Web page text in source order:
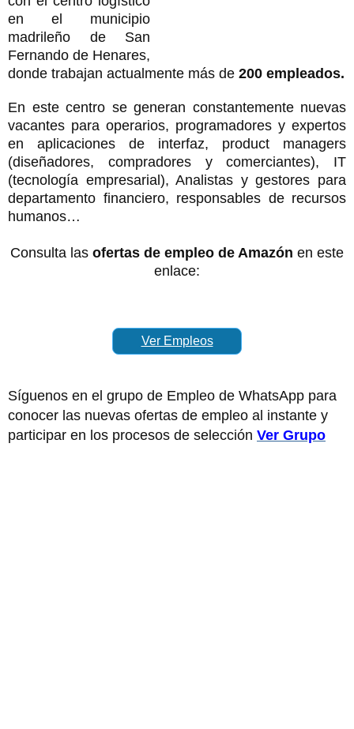
en el municipio
madrileño de San
Fernando de Henares,
donde trabajan actualmente más de 200 empleados.
En este centro se generan constantemente nuevas
vacantes para operarios, programadores y expertos
en aplicaciones de interfaz, product managers
(diseñadores, compradores y comerciantes), IT
(tecnología empresarial), Analistas y gestores para
departamento financiero, responsables de recursos
humanos…
Consulta las ofertas de empleo de Amazón en este
enlace:
Ver Empleos
Síguenos en el grupo de Empleo de WhatsApp para
conocer las nuevas ofertas de empleo al instante y
participar en los procesos de selección Ver Grupo